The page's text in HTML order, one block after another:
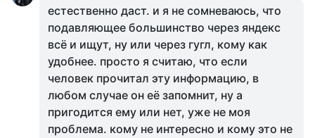
естественно даст. и я не сомневаюсь, что
подавляющее большинство через яндекс
всё и ищут, ну или через гугл, кому как
удобнее. просто я считаю, что если
человек прочитал эту информацию, в
любом случае он её запомнит, ну а
пригодится ему или нет, уже не моя
проблема. кому не интересно и кому это не